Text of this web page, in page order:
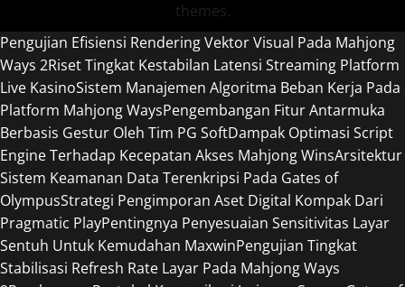
themes.
Pengujian Efisiensi Rendering Vektor Visual Pada Mahjong
Ways 2Riset Tingkat Kestabilan Latensi Streaming Platform
Live KasinoSistem Manajemen Algoritma Beban Kerja Pada
Platform Mahjong WaysPengembangan Fitur Antarmuka
Berbasis Gestur Oleh Tim PG SoftDampak Optimasi Script
Engine Terhadap Kecepatan Akses Mahjong WinsArsitektur
Sistem Keamanan Data Terenkripsi Pada Gates of
OlympusStrategi Pengimporan Aset Digital Kompak Dari
Pragmatic PlayPentingnya Penyesuaian Sensitivitas Layar
Sentuh Untuk Kemudahan MaxwinPengujian Tingkat
Stabilisasi Refresh Rate Layar Pada Mahjong Ways